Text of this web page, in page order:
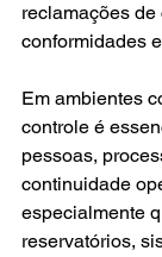
reclamações
conformidades
Em ambientes
controle é
pessoas,
continuidade
especialmente
reservatórios,